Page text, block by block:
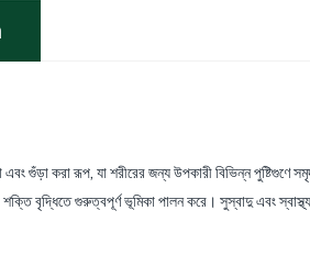
করা রূপ, যা শরীরের জন্য উপকারী বিভিন্ন পুষ্টিগুণে
বৃদ্ধিতে গুরুত্বপূর্ণ ভূমিকা পালন করে। সুস্বাদু এবং